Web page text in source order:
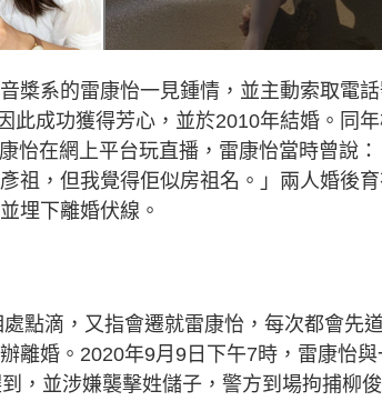
槳系的雷康怡一見鍾情，並主動索取電
此成功獲得芳心，並於2010年結婚。同
怡在網上平台玩直播，雷康怡當時曾說：
祖，但我覺得佢似房祖名。」兩人婚後
埋下離婚伏線。
點滴，又指會遷就雷康怡，每次都會先
離婚。2020年9月9日下午7時，雷康怡與
，並涉嫌襲擊姓儲子，警方到場拘捕柳俊